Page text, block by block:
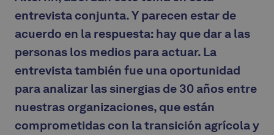
entrevista conjunta. Y parecen estar de
acuerdo en la respuesta: hay que dar a las
personas los medios para actuar. La
entrevista también fue una oportunidad
para analizar las sinergias de 30 años entre
nuestras organizaciones, que están
comprometidas con la transición agrícola y